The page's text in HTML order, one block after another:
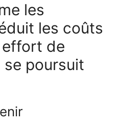
les
les coûts
de
se poursuit